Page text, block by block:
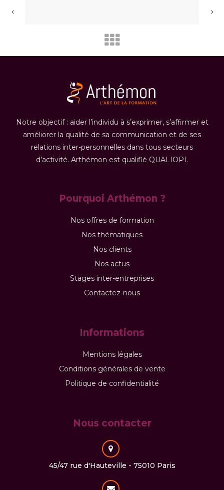
Notre objectif : aider l’individu à s’exprimer, s’affirmer et
améliorer la qualité de sa communication et de ses
relations inter-personnelles dans tous secteurs
d’activité. Arthémon est qualifié QUALIOPI.
Pourquoi Arthémon ?
Nos offres de formation
Nos thématiques
Nos clients
Nos actus
Stages inter-entreprises
Contactez-nous
Informations
Mentions légales
Conditions générales de vente
Politique de confidentialité
Nous contacter
45/47 rue d'Hauteville - 75010 Paris